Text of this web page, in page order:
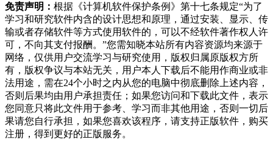
免责声明： 根据《计算机软件保护条例》第十七条规定“为了
学习和研究软件内含的设计思想和原理，通过安装、显示、传
输或者存储软件等方式使用软件的，可以不经软件著作权人许
可，不向其支付报酬。”您需知晓本站所有内容资源均来源于
网络，仅供用户交流学习与研究使用，版权归属原版权方所
有，版权争议与本站无关，用户本人下载后不能用作商业或非
法用途，需在24个小时之内从您的电脑中彻底删除上述内容，
否则后果均由用户承担责任；如果您访问和下载此文件，表示
您同意只将此文件用于参考、学习而非其他用途，否则一切后
果请您自行承担，如果您喜欢该程序，请支持正版软件，购买
注册，得到更好的正版服务。